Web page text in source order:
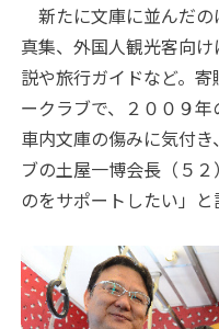
新たに文庫に並んだ
真集、外国人観光客向
説や旅行ガイドなど。
ークラブで、２００９
車内文庫の傷みに気付
ブの土屋一博会長（５
のをサポートしたい」と